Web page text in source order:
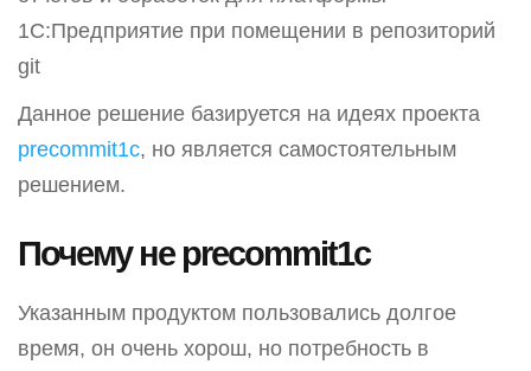
1С:Предприятие при помещении в репозиторий
git
Данное решение базируется на идеях проекта
precommit1c, но является самостоятельным
решением.
Почему не precommit1c
Указанным продуктом пользовались долгое
время, он очень хорош, но потребность в